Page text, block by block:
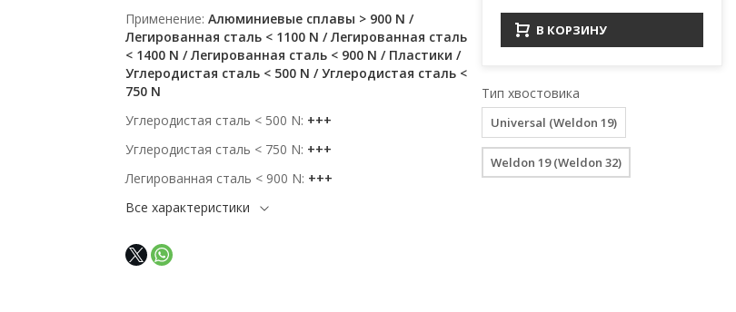
Применение Алюминиевые сплавы > 900 N /
Легированная сталь < 1100 N / Легированная сталь
< 1400 N / Легированная сталь < 900 N / Пластики /
Углеродистая сталь < 500 N / Углеродистая сталь <
750 N
Углеродистая сталь < 500 N +++
Углеродистая сталь < 750 N +++
Легированная сталь < 900 N +++
Все характеристики
В КОРЗИНУ
Тип хвостовика
Universal (Weldon 19)
Weldon 19 (Weldon 32)